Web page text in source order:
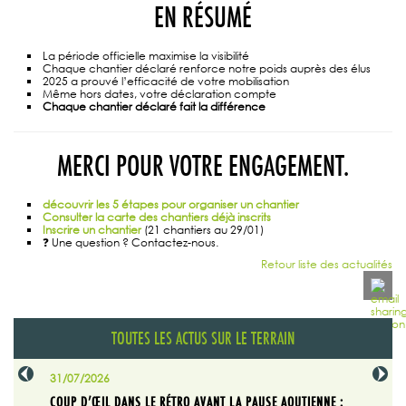
EN RÉSUMÉ
La période officielle maximise la visibilité
Chaque chantier déclaré renforce notre poids auprès des élus
2025 a prouvé l’efficacité de votre mobilisation
Même hors dates, votre déclaration compte
Chaque chantier déclaré fait la différence
MERCI POUR VOTRE ENGAGEMENT.
découvrir les 5 étapes pour organiser un chantier
Consulter la carte des chantiers déjà inscrits
Inscrire un chantier(21 chantiers au 29/01)
❓ Une question ? Contactez-nous.
Retour liste des actualités
TOUTES LES ACTUS SUR LE TERRAIN
31/07/2026
COUP D’ŒIL DANS LE RÉTRO AVANT LA PAUSE AOUTIENNE :
29/07/